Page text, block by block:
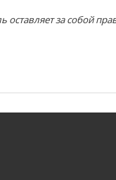
за собой